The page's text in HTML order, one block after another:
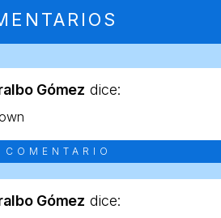
Gómez dice:
COMENTARIO
Gómez dice: